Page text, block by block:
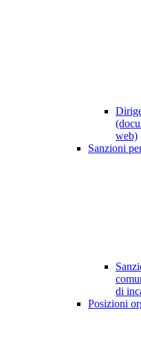
web)
Sanzioni
di
Posizioni